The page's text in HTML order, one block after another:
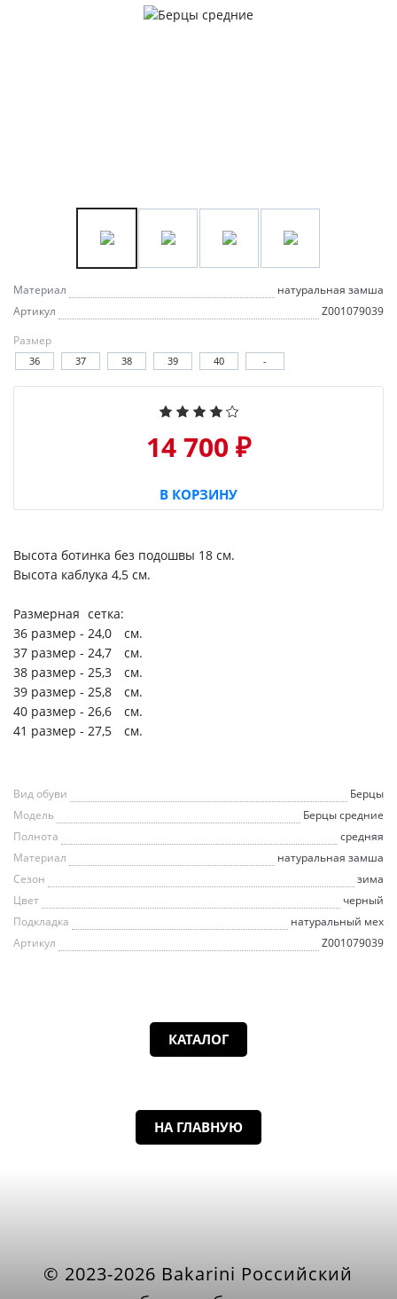
Материал
натуральная замша
Артикул
Z001079039
Размер
36 37 38 39 40 -
14 700 ₽
В КОРЗИНУ
Высота ботинка без подошвы 18 см.
Высота каблука 4,5 см.
Размерная сетка:
36 размер - 24,0
см.
37 размер - 24,7
см.
38 размер - 25,3
см.
39 размер - 25,8
см.
40 размер - 26,6
см.
41 размер - 27,5 см.
Вид обуви
Берцы
Модель
Берцы средние
Полнота
средняя
Материал
натуральная замша
Сезон
зима
Цвет
черный
Подкладка
натуральный мех
Артикул
Z001079039
КАТАЛОГ
НА ГЛАВНУЮ
© 2023-2026 Bakarini Российский